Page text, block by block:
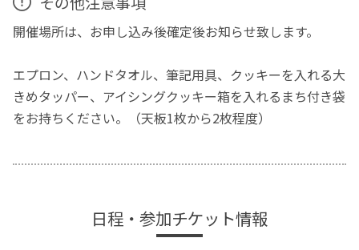
開催場所は、お申し込み後確定後お知らせ致します。
エプロン、ハンドタオル、筆記用具、クッキーを入れる大
きめタッパー、アイシングクッキー箱を入れるまち付き袋
をお持ちください。（天板1枚から2枚程度）
日程・参加チケット情報